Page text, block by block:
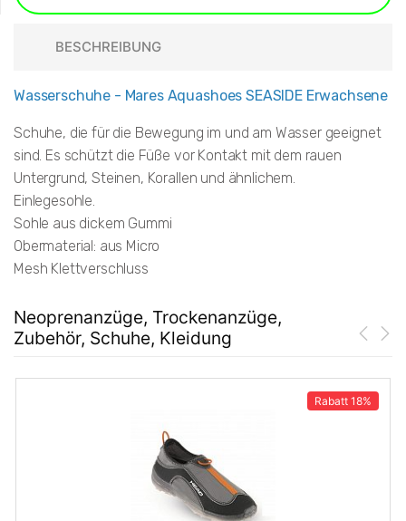
BESCHREIBUNG
Wasserschuhe - Mares Aquashoes SEASIDE Erwachsene
Schuhe, die für die Bewegung im und am Wasser geeignet
sind. Es schützt die Füße vor Kontakt mit dem rauen
Untergrund, Steinen, Korallen und ähnlichem.
Einlegesohle.
Sohle aus dickem Gummi
Obermaterial: aus Micro
Mesh Klettverschluss
Neoprenanzüge, Trockenanzüge,
Zubehör, Schuhe, Kleidung
Rabatt 18%